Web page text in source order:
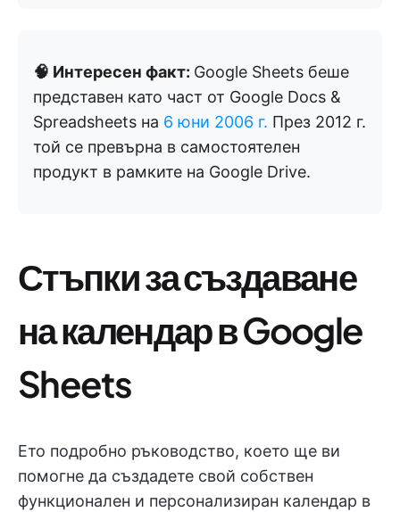
🧠 Интересен факт: Google Sheets беше
представен като част от Google Docs &
Spreadsheets на 6 юни 2006 г. През 2012 г.
той се превърна в самостоятелен
продукт в рамките на Google Drive.
Стъпки за създаване
на календар в Google
Sheets
Ето подробно ръководство, което ще ви
помогне да създадете свой собствен
функционален и персонализиран календар в